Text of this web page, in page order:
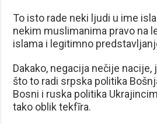
To isto rade neki ljudi u ime
nekim muslimanima pravo na
islama i legitimno
Dakako, negacija nečije nacije,
što to radi srpska politika
Bosni i ruska politika
tako oblik tekfīra.